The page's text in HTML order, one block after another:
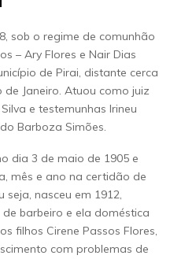
sob o regime de comunhão
– Ary Flores e Nair Dias
de Pirai, distante cerca
Janeiro. Atuou como juiz
e testemunhas Irineu
Barboza Simões.
dia 3 de maio de 1905 e
mês e ano na certidão de
seja, nasceu em 1912,
barbeiro e ela doméstica
filhos Cirene Passos Flores,
com problemas de